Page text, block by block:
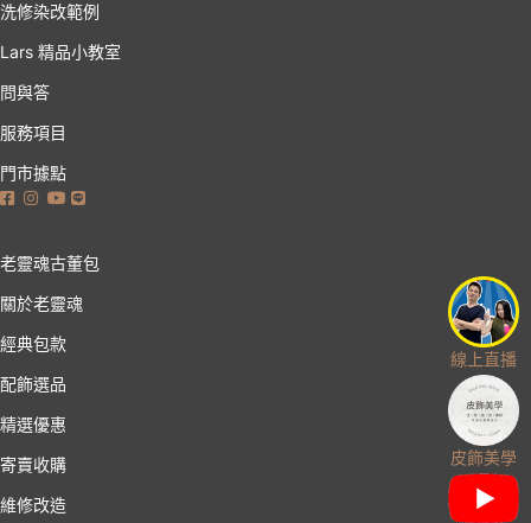
洗修染改範例
Lars 精品小教室
問與答
服務項目
門市據點
老靈魂古董包
關於老靈魂
經典包款
配飾選品
精選優惠
寄賣收購
維修改造
線上直播
皮飾美學